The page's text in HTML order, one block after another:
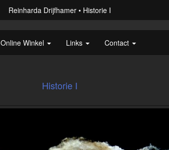
Reinharda Drijfhamer Historie I
Online Winkel Links Contact
Historie I